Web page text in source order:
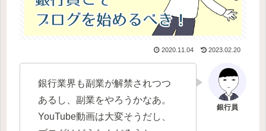
2020.11.04 2023.02.20
銀行業界も副業が解禁されつつ
あるし、副業をやろうかなあ。
YouTube動画は大変そうだし、